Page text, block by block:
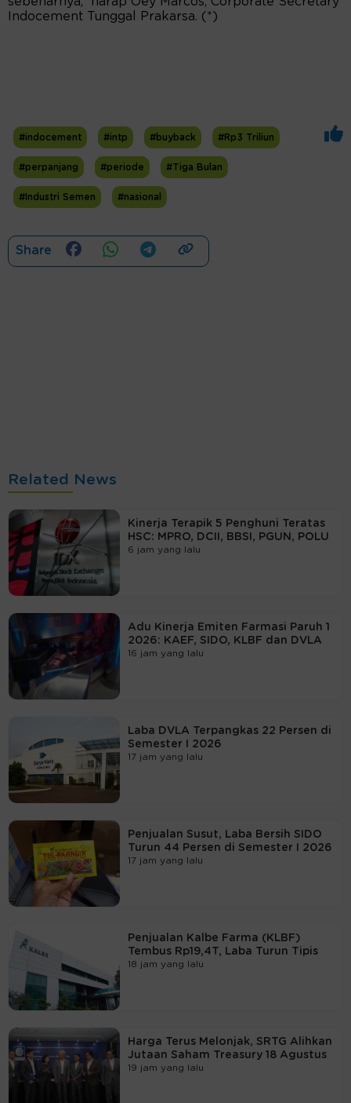
Indocement Tunggal Prakarsa. (*)
#indocement #intp #buyback #Rp3 Triliun
#perpanjang #periode #Tiga Bulan
#Industri Semen #nasional
Share
Related News
Kinerja Terapik 5 Penghuni Teratas
HSC: MPRO, DCII, BBSI, PGUN, POLU
6 jam yang lalu
Adu Kinerja Emiten Farmasi Paruh 1
2026: KAEF, SIDO, KLBF dan DVLA
16 jam yang lalu
Laba DVLA Terpangkas 22 Persen di
Semester I 2026
17 jam yang lalu
Penjualan Susut, Laba Bersih SIDO
Turun 44 Persen di Semester I 2026
17 jam yang lalu
Penjualan Kalbe Farma (KLBF)
Tembus Rp19,4T, Laba Turun Tipis
18 jam yang lalu
Harga Terus Melonjak, SRTG Alihkan
Jutaan Saham Treasury 18 Agustus
19 jam yang lalu